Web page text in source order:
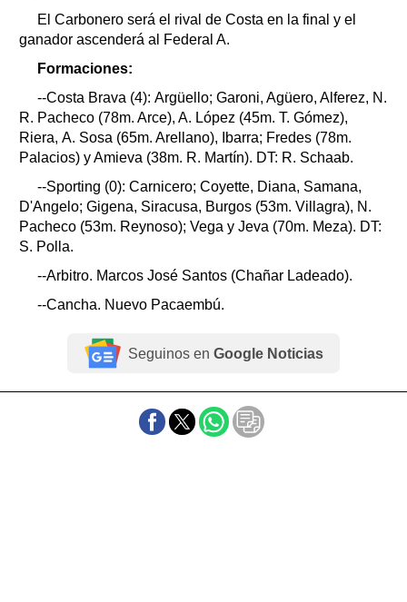
El Carbonero será el rival de Costa en la final y el
ganador ascenderá al Federal A.
Formaciones:
--Costa Brava (4): Argüello; Garoni, Agüero, Alferez, N.
R. Pacheco (78m. Arce), A. López (45m. T. Gómez),
Riera, A. Sosa (65m. Arellano), Ibarra; Fredes (78m.
Palacios) y Amieva (38m. R. Martín). DT: R. Schaab.
--Sporting (0): Carnicero; Coyette, Diana, Samana,
D'Angelo; Gigena, Siracusa, Burgos (53m. Villagra), N.
Pacheco (53m. Reynoso); Vega y Jeva (70m. Meza). DT:
S. Polla.
--Arbitro. Marcos José Santos (Chañar Ladeado).
--Cancha. Nuevo Pacaembú.
Seguinos en Google Noticias